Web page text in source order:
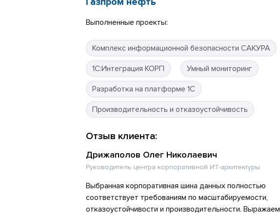
Выполненные проекты:
Комплекс информационной безопасности САКУРА
1С:Интеграция КОРП Умный мониторинг
Разработка на платформе 1С
Производительность и отказоустойчивость
Отзыв клиента:
Дрижаполов Олег Николаевич
Руководитель центра корпоративной ИТ-архитектуры
Выбранная корпоративная шина данных полностью
соответствует требованиям по масштабируемости,
отказоустойчивости и производительности. Выражаем